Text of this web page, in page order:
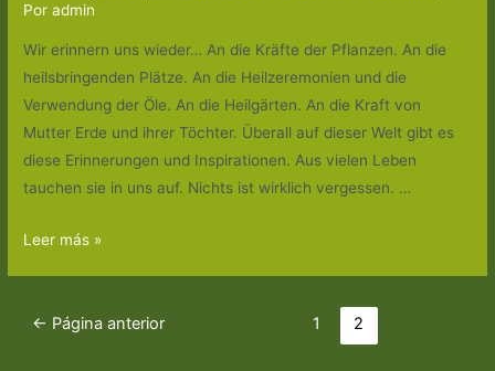
Poradmin
Wir erinnern uns wieder… An die Kräfte der Pflanzen. An die
heilsbringenden Plätze. An die Heilzeremonien und die
Verwendung der Öle. An die Heilgärten. An die Kraft von
Mutter Erde und ihrer Töchter. Überall auf dieser Welt gibt es
diese Erinnerungen und Inspirationen. Aus vielen Leben
tauchen sie in uns auf. Nichts ist wirklich vergessen. …
Das
der
Leer más »
Navegación
← Página anterior 1 2